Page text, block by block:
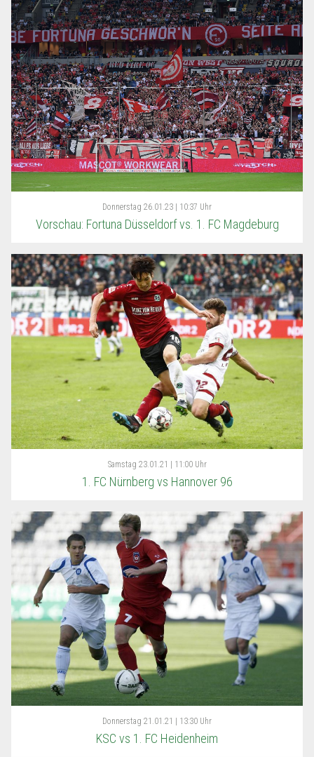
Donnerstag 26.01.23 | 10:37 Uhr
Vorschau: Fortuna Düsseldorf vs. 1. FC Magdeburg
Samstag 23.01.21 | 11:00 Uhr
1. FC Nürnberg vs Hannover 96
Donnerstag 21.01.21 | 13:30 Uhr
KSC vs 1. FC Heidenheim